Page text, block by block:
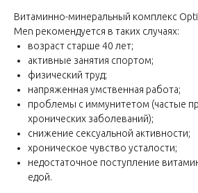
Витаминно-минеральный комплекс
Men рекомендуется в таких случаях:
возраст старше 40 лет;
активные занятия спортом;
физический труд;
напряженная умственная работа;
проблемы с иммунитетом (частые
хронических заболеваний);
снижение сексуальной активности;
хроническое чувство усталости;
недостаточное поступление
едой.